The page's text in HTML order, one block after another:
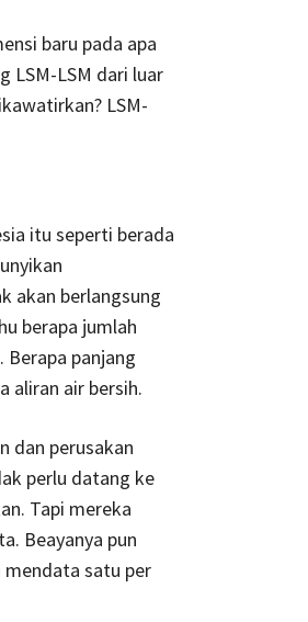
baru pada apa
LSM-LSM dari luar
LSM-
itu seperti berada
akan berlangsung
berapa jumlah
Berapa panjang
aliran air bersih.
dan perusakan
perlu datang ke
Tapi mereka
Beayanya pun
mendata satu per